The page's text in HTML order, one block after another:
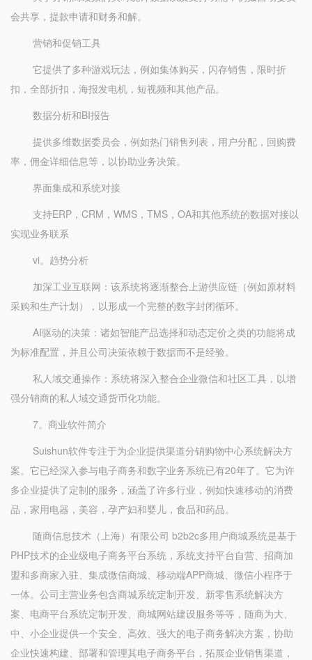
会共享，提款申请和财务和解。
营销和促销工具
它提供了多种游戏玩法，例如集体购买，闪存销售，限时折
扣，全部折扣，海报发电机，短视频和其他产品。
数据分析和BI报告
提供多维数据委员会，例如热门销售列表，用户分配，回购费
率，佣金详细信息等，以协助业务决策。
界面集成和系统对接
支持ERP，CRM，WMS，TMS，OA和其他系统的数据对接以
实现业务联系
vi。趋势分析
加深工业互联网：该系统将逐渐整合上游供应链（例如原材料
采购和生产计划），以形成一个完整的数字封闭循环。
AI驱动的决策：诸如智能产品选择和动态定价之类的功能将成
为标准配置，并且公司决策依赖于数据而不是经验。
私人域交通操作：系统将深入整合企业微信和社区工具，以增
强分销商的私人域交通货币化功能。
7。商业软件简介
Suishun软件专注于为企业提供渠道分销购物中心系统解决方
案。它已经深入参与电子商务和数字业务系统已有20年了。它为许
多企业提供了定制的服务，涵盖了许多行业，例如快速移动的消费
品，家用电器，美容，孕产妇和婴儿，食品和药品。
随商信息技术（上海）有限公司 b2b2c多用户商城系统是基于
PHP技术的企业级电子商务平台系统，系统支持平台自营、招商加
盟和多商家入驻、集成微信商城、移动端APP商城、微信小程序于
一体。公司主营业务包含商城系统定制开发、新零售系统解决方
案、电商平台系统定制开发、商城网站建设服务等等，随商为大、
中、小企业提供一个安全、高效、强大的电子商务解决方案，协助
企业快速构建、部署和管理其电子商务平台，拓展企业销售渠道，